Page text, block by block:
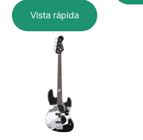
Este
producto
tiene
Vista rápida